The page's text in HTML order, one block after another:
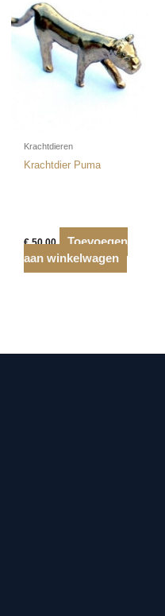
Krachtdieren
Krachtdier Puma
€50,00
Toevoegen
aan winkelwagen